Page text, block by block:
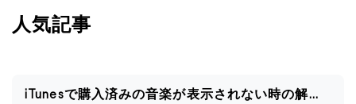
人気記事
iTunesで購入済みの音楽が表示されない時の解決策